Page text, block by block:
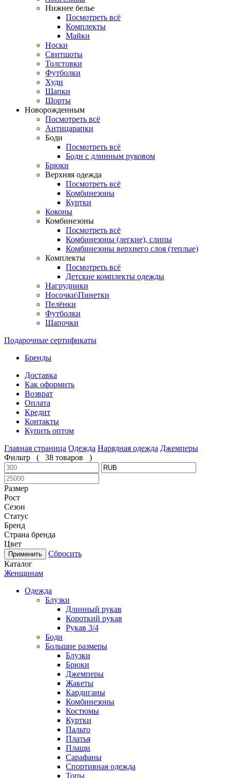
Нижнее белье
Посмотреть всё
Комплекты
Майки
Носки
Свитшоты
Толстовки
Футболки
Худи
Шапки
Шорты
Новорожденным
Посмотреть всё
Антицарапки
Боди
Посмотреть всё
Боди с длинным руковом
Брюки
Верхняя одежда
Посмотреть всё
Комбинезоны
Куртки
Коконы
Комбинезоны
Посмотреть всё
Комбинезоны (легкие), слипы
Комбинезоны верхнего слоя (теплые)
Комплекты
Посмотреть всё
Детские комплекты одежды
Нагрудники
Носочки\Пинетки
Пелёнки
Футболки
Шапочки
Подарочные сертификаты
Бренды
Доставка
Как оформить
Возврат
Оплата
Кредит
Контакты
Купить оптом
Главная страница Одежда Нарядная одежда Джемперы
Фильтр
( 38 товаров )
Размер
Рост
Сезон
Статус
Бренд
Страна бренда
Цвет
Сбросить
Каталог
Женщинам
Одежда
Блузки
Длинный рукав
Короткий рукав
Рукав 3/4
Боди
Большие размеры
Блузки
Брюки
Джемперы
Жакеты
Кардиганы
Комбинезоны
Костюмы
Куртки
Пальто
Платья
Плащи
Сарафаны
Спортивная одежда
Топы